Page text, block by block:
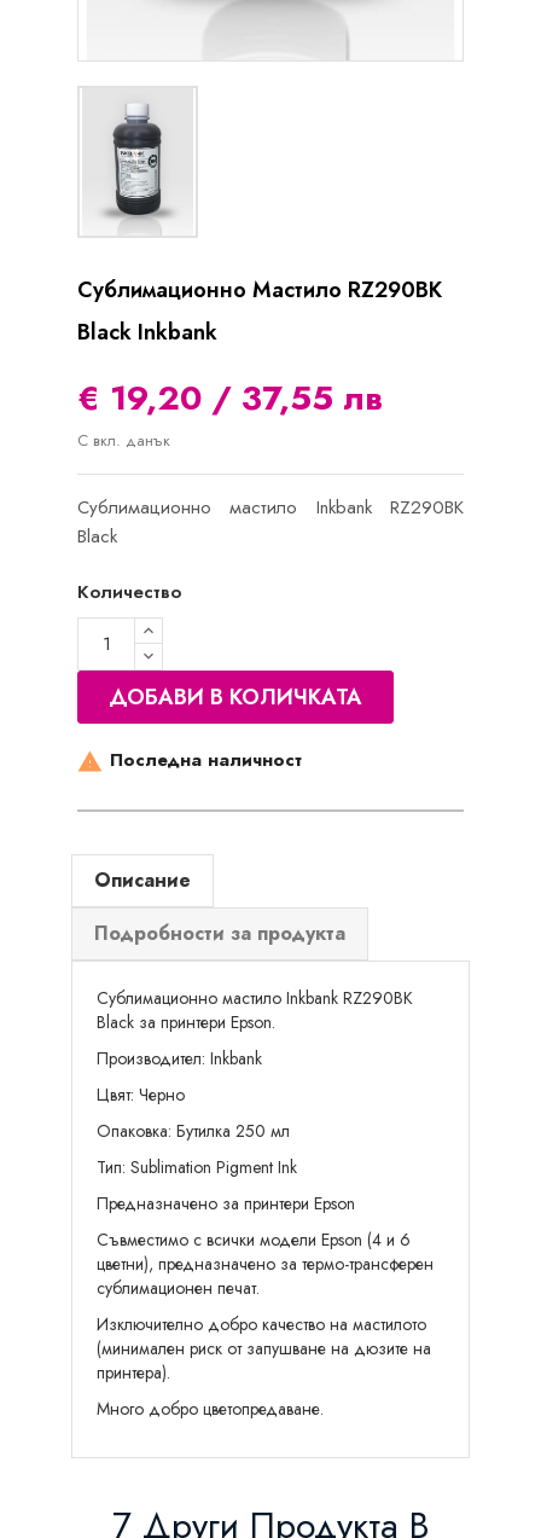
Сублимационно Мастило RZ290BK
Black Inkbank
€ 19,20 / 37,55 лв
С вкл. данък
Сублимационно мастило Inkbank RZ290BK
Black
Количество
ДОБАВИ В КОЛИЧКАТА
 Последна наличност
Описание
Подробности за продукта
Сублимационно мастило Inkbank RZ290BK
Black за принтери Epson.
Производител: Inkbank
Цвят: Черно
Опаковка: Бутилка 250 мл
Тип: Sublimation Pigment Ink
Предназначенo за принтери Epson
Съвместимо с всички модели Epson (4 и 6
цветни), предназначено за термо-трансферен
сублимационен печат.
Изключително добро качество на мастилото
(минимален риск от запушване на дюзите на
принтера).
Много добро цветопредаване.
7 Други Продукта В